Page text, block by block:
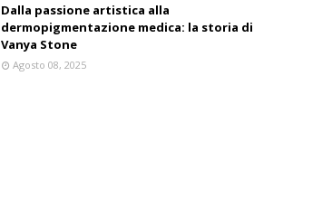
Dalla passione artistica alla
dermopigmentazione medica: la storia di
Vanya Stone
Agosto 08, 2025